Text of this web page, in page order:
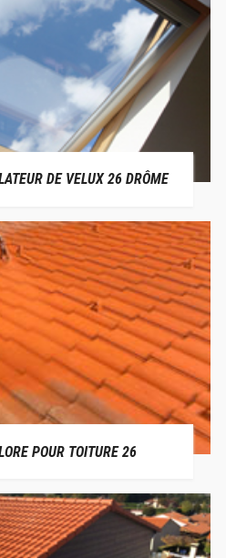
DE VELUX 26 DRÔME
POUR TOITURE 26